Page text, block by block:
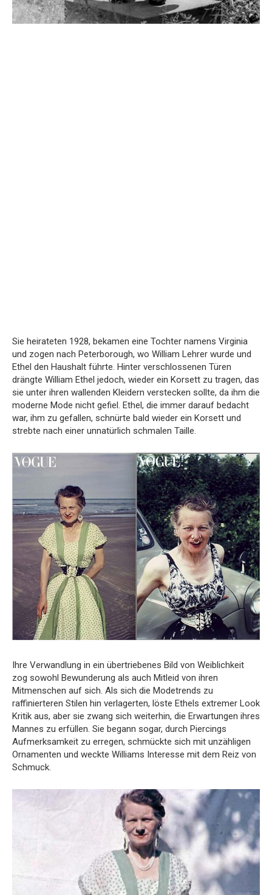
Sie heirateten 1928, bekamen eine Tochter namens Virginia
und zogen nach Peterborough, wo William Lehrer wurde und
Ethel den Haushalt führte. Hinter verschlossenen Türen
drängte William Ethel jedoch, wieder ein Korsett zu tragen, das
sie unter ihren wallenden Kleidern verstecken sollte, da ihm die
moderne Mode nicht gefiel. Ethel, die immer darauf bedacht
war, ihm zu gefallen, schnürte bald wieder ein Korsett und
strebte nach einer unnatürlich schmalen Taille.
Ihre Verwandlung in ein übertriebenes Bild von Weiblichkeit
zog sowohl Bewunderung als auch Mitleid von ihren
Mitmenschen auf sich. Als sich die Modetrends zu
raffinierteren Stilen hin verlagerten, löste Ethels extremer Look
Kritik aus, aber sie zwang sich weiterhin, die Erwartungen ihres
Mannes zu erfüllen. Sie begann sogar, durch Piercings
Aufmerksamkeit zu erregen, schmückte sich mit unzähligen
Ornamenten und weckte Williams Interesse mit dem Reiz von
Schmuck.